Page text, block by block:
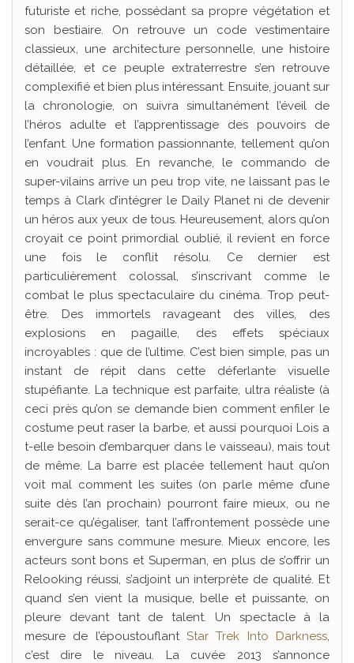
futuriste et riche, possédant sa propre végétation et
son bestiaire. On retrouve un code vestimentaire
classieux, une architecture personnelle, une histoire
détaillée, et ce peuple extraterrestre s’en retrouve
complexifié et bien plus intéressant. Ensuite, jouant sur
la chronologie, on suivra simultanément l’éveil de
l’héros adulte et l’apprentissage des pouvoirs de
l’enfant. Une formation passionnante, tellement qu’on
en voudrait plus. En revanche, le commando de
super-vilains arrive un peu trop vite, ne laissant pas le
temps à Clark d’intégrer le Daily Planet ni de devenir
un héros aux yeux de tous. Heureusement, alors qu’on
croyait ce point primordial oublié, il revient en force
une fois le conflit résolu. Ce dernier est
particulièrement colossal, s’inscrivant comme le
combat le plus spectaculaire du cinéma. Trop peut-
être. Des immortels ravageant des villes, des
explosions en pagaille, des effets spéciaux
incroyables : que de l’ultime. C’est bien simple, pas un
instant de répit dans cette déferlante visuelle
stupéfiante. La technique est parfaite, ultra réaliste (à
ceci près qu’on se demande bien comment enfiler le
costume peut raser la barbe, et aussi pourquoi Lois a
t-elle besoin d’embarquer dans le vaisseau), mais tout
de même. La barre est placée tellement haut qu’on
voit mal comment les suites (on parle même d’une
suite dès l’an prochain) pourront faire mieux, ou ne
serait-ce qu’égaliser, tant l’affrontement possède une
envergure sans commune mesure. Mieux encore, les
acteurs sont bons et Superman, en plus de s’offrir un
Relooking réussi, s’adjoint un interprète de qualité. Et
quand s’en vient la musique, belle et puissante, on
pleure devant tant de talent. Un spectacle à la
mesure de l’époustouflant Star Trek Into Darkness,
c’est dire le niveau. La cuvée 2013 s’annonce